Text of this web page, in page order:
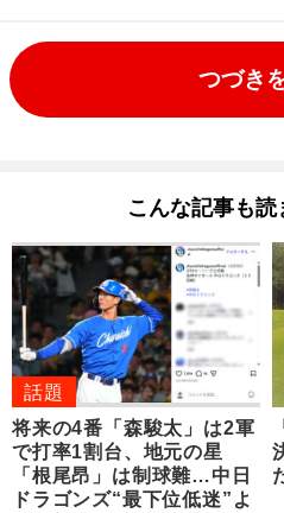
つづき
こんな記事も
話題
将来の4番「森駿太」は2軍
で打率1割台、地元の星
「根尾昂」は制球難…中日
ドラゴンズ“最下位低迷”よ